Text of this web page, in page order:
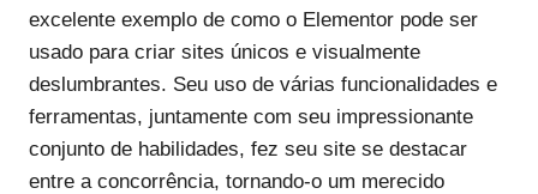
excelente exemplo de como o Elementor pode ser
usado para criar sites únicos e visualmente
deslumbrantes. Seu uso de várias funcionalidades e
ferramentas, juntamente com seu impressionante
conjunto de habilidades, fez seu site se destacar
entre a concorrência, tornando-o um merecido